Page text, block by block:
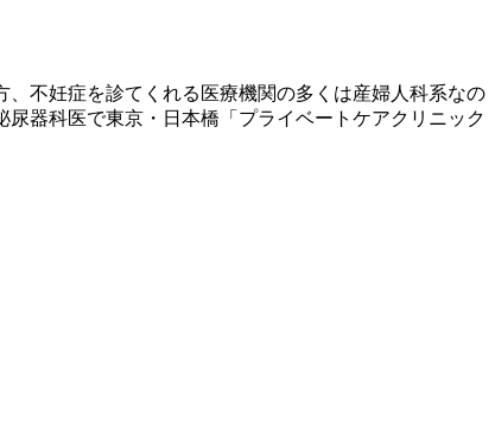
不妊症を診てくれる医療機関の多くは産婦人科系なの
器科医で東京・日本橋「プライベートケアクリニック